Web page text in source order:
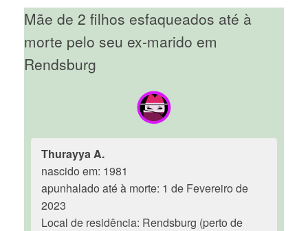
Mãe de 2 filhos esfaqueados até à
morte pelo seu ex-marido em
Rendsburg
Thurayya A.
nascido em: 1981
apunhalado até à morte: 1 de Fevereiro de
2023
Local de residência: Rendsburg (perto de